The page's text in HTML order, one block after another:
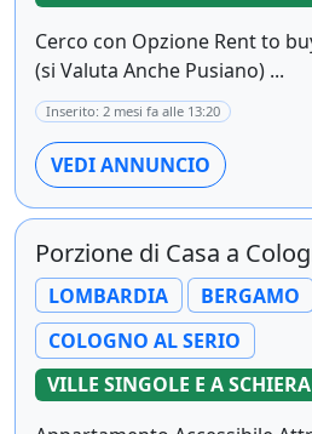
Cerco con Opzione Rent to
(si Valuta Anche Pusiano) ...
Inserito: 2 mesi fa alle 13:20
VEDI ANNUNCIO
Porzione di Casa a
LOMBARDIA
BERGAMO
COLOGNO AL SERIO
VILLE SINGOLE E A SCHIERA